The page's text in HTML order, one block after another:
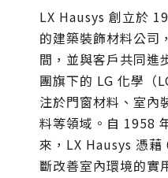
LX Hausys 創立於
的建築裝飾材料公司
間，並與客戶共同進
團旗下的 LG 化學（
注於門窗材料、室內
料等領域。自 1958
來，LX Hausys 憑藉
斷改善室內環境的實